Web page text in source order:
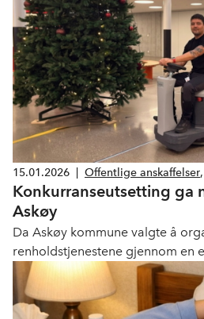
15.01.2026 Offentlige anskaffelser,
Konkurranseutsetting ga nye
Askøy
Da Askøy kommune valgte å
renholdstjenestene gjennom en
2025, ble 44 renholdere
Målet var å sikre stabil drift,
legge til rette for et mer